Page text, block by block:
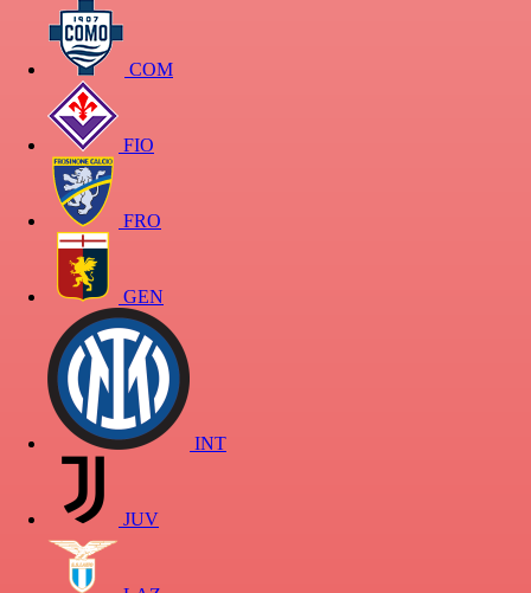
COM
FIO
FRO
GEN
INT
JUV